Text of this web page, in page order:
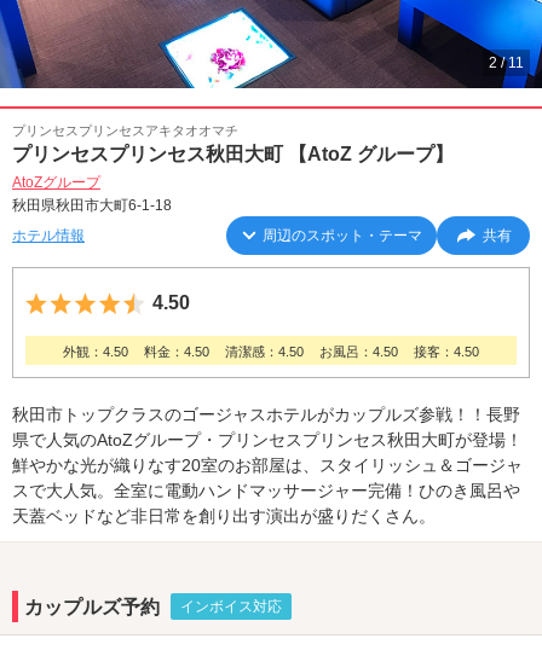
2 /11
プリンセスプリンセスアキタオオマチ
プリンセスプリンセス秋田大町 【AtoZ グループ】
AtoZグループ
秋田県秋田市大町6-1-18
ホテル情報
周辺のスポット・テーマ 共有
5つ星のうち4.5
4.50
外観：4.50 料金：4.50 清潔感：4.50 お風呂：4.50 接客：4.50
秋田市トップクラスのゴージャスホテルがカップルズ参戦！！長野
県で人気のAtoZグループ・プリンセスプリンセス秋田大町が登場！
鮮やかな光が織りなす20室のお部屋は、スタイリッシュ＆ゴージャ
スで大人気。全室に電動ハンドマッサージャー完備！ひのき風呂や
天蓋ベッドなど非日常を創り出す演出が盛りだくさん。
カップルズ予約 インボイス対応